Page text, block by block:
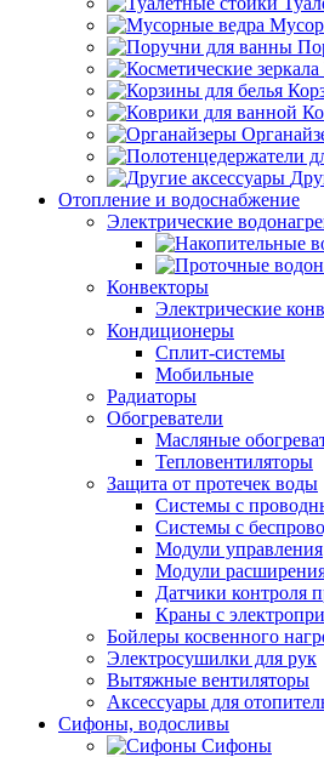
Отопление и водоснабжение
Электрические
Конвекторы
Электрические
Кондиционеры
Сплит-системы
Мобильные
Радиаторы
Обогреватели
Масляные
Тепловентиляторы
Защита от протечек воды
Системы с
Системы с
Модули управления
Модули
Датчики контроля
Краны с
Бойлеры косвенного
Электросушилки для рук
Вытяжные вентиляторы
Аксессуары для
Сифоны, водосливы
Сифоны